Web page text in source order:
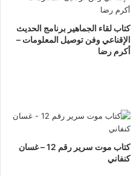
كتاب لقاء الجماهير برنامج الحديث
الإقناعي وفن توصيل المعلومات –
أكرم رضا
كتاب موت سرير رقم 12 – غسان
كنفاني